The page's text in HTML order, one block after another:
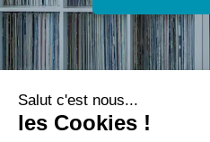
Salut c'est nous...
les Cookies !
Trouver une réalisation